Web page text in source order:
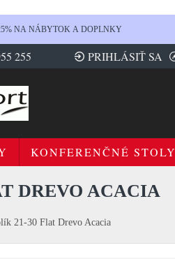
NA NÁBYTOK A DOPLNKY
255 PRIHLÁSIŤ SA
KONFERENČNÉ STOLY
21-30 Flat Drevo Acacia
DREVO ACACIA